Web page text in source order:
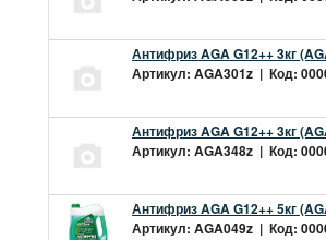
Антифриз AGA G12++ 3кг
Артикул: AGA301z | Код:
Антифриз AGA G12++ 3кг
Артикул: AGA348z | Код:
Антифриз AGA G12++ 5кг
Артикул: AGA049z | Код: